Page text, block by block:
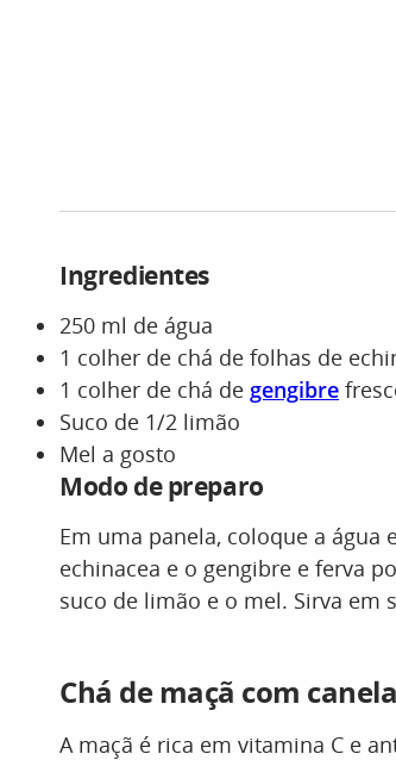
Ingredientes
250 ml de água
1 colher de chá de folhas de
1 colher de chá de gengibre
Suco de 1/2 limão
Mel a gosto
Modo de preparo
Em uma panela, coloque a água
echinacea e o gengibre e ferva
suco de limão e o mel. Sirva em
Chá de maçã com canela
A maçã é rica em vitamina C e